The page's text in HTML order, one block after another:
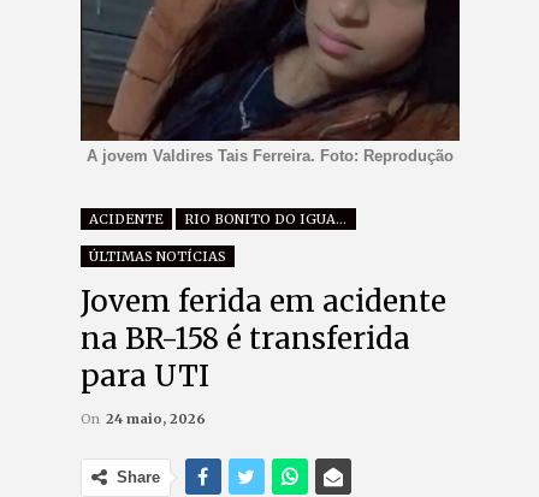
A jovem Valdires Tais Ferreira. Foto: Reprodução
ACIDENTE RIO BONITO DO IGUAÇU
ÚLTIMAS NOTÍCIAS
Jovem ferida em acidente
na BR-158 é transferida
para UTI
On 24 maio, 2026
Share